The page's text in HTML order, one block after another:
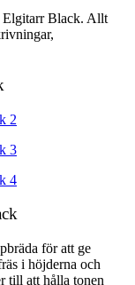
Elgitarr Black. Allt
för att ge
i höjderna och
till att hålla tonen